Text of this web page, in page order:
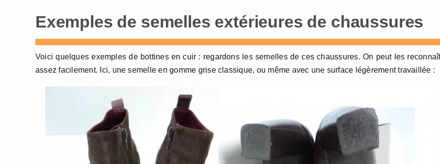
Exemples de semelles extérieures de chaussures
Voici quelques exemples de bottines en cuir : regardons les semelles de ces chaussures. On peut les
assez facilement. Ici, une semelle en gomme grise classique, ou même avec une surface légèrement travaillée :